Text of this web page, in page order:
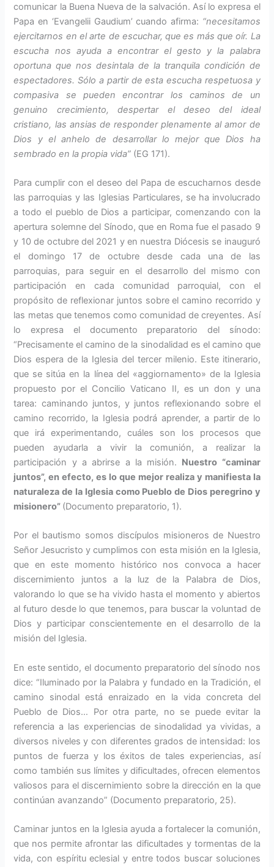
comunicar la Buena Nue­va de la salvación. Así lo expre­sa el
Papa en ‘Evangelii Gaudium’ cuando afirma: “necesitamos
ejer­citarnos en el arte de escuchar, que es más que oír. La
escucha nos ayuda a encontrar el gesto y la pa­labra
oportuna que nos desintala de la tranquila condi­ción de
espectadores. Sólo a partir de esta escucha respetuosa y
compasiva se pueden encontrar los cami­nos de un
genuino crecimiento, desper­tar el deseo del ideal
cristiano, las ansias de responder ple­namente al amor de
Dios y el anhelo de desarrollar lo mejor que Dios ha
sembrado en la pro­pia vida” (EG 171).
Para cumplir con el deseo del Papa de escucharnos desde
las parro­quias y las Iglesias Particulares, se ha involucrado
a todo el pueblo de Dios a participar, comenzando con la
apertura solemne del Sí­nodo, que en Roma fue el pasado 9
y 10 de octubre del 2021 y en nuestra Diócesis se inauguró
el domingo 17 de octubre desde cada una de las
parroquias, para seguir en el desarrollo del mismo con
participación en cada comunidad parroquial, con el
propósito de re­flexionar juntos sobre el camino recorrido y
las metas que tenemos como comunidad de creyentes. Así
lo expresa el documento prepara­torio del sínodo:
“Precisamente el camino de la si­nodalidad es el camino que
Dios espera de la Iglesia del tercer mi­lenio. Este itinerario,
que se sitúa en la línea del «aggiornamento» de la Iglesia
propuesto por el Con­cilio Vaticano II, es un don y una
tarea: caminando juntos, y juntos reflexionando sobre el
camino re­corrido, la Iglesia podrá aprender, a partir de lo
que irá experimen­tando, cuáles son los procesos que
pueden ayudarla a vivir la comu­nión, a realizar la
participación y a abrirse a la misión. Nuestro “caminar
juntos”, en efecto, es lo que mejor realiza y manifiesta la
naturaleza de la Iglesia como Pue­blo de Dios pere­grino y
misionero” (Documento prepa­ratorio, 1).
Por el bautismo so­mos discípulos mi­sioneros de Nuestro
Señor Jesucristo y cumplimos con esta misión en la Iglesia,
que en este momen­to histórico nos convoca a hacer
discernimiento juntos a la luz de la Palabra de Dios,
valorando lo que se ha vivido hasta el momento y abiertos
al futuro desde lo que te­nemos, para buscar la voluntad de
Dios y participar conscientemente en el desarrollo de la
misión del Iglesia.
En este sentido, el documento pre­paratorio del sínodo nos
dice: “Ilu­minado por la Palabra y fundado en la Tradición, el
camino sinodal está enraizado en la vida concreta del
Pueblo de Dios… Por otra par­te, no se puede evitar la
referencia a las experiencias de sinodalidad ya vividas, a
diversos niveles y con diferentes grados de intensi­dad: los
puntos de fuerza y los éxi­tos de tales experiencias, así
como también sus límites y dificultades, ofrecen elementos
valiosos para el discernimiento sobre la dirección en la que
continúan avanzando” (Documento preparatorio, 25).
Caminar juntos en la Iglesia ayuda a fortalecer la comunión,
que nos permite afrontar las dificultades y tormentas de la
vida, con espíritu eclesial y entre todos buscar solu­ciones